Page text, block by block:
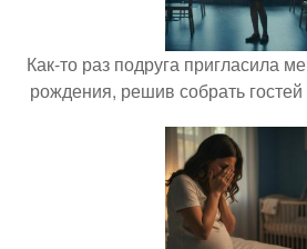
Как-то раз подруга пригласила
рождения, решив собрать